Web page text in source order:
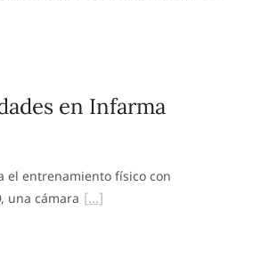
en Infarma
el entrenamiento físico con
una cámara